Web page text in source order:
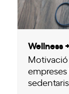
Wellness
Motivació